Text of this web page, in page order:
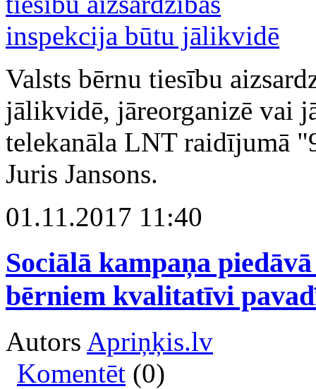
Valsts bērnu tiesību
jālikvidē, jāreorganizē vai
telekanāla LNT raidījumā
Juris Jansons.
01.11.2017 11:40
Sociālā kampaņa
bērniem kvalitatīvi
Autors Apriņķis.lv
Komentēt (0)